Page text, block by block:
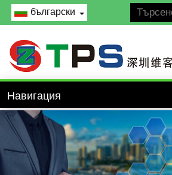
български
Навигация